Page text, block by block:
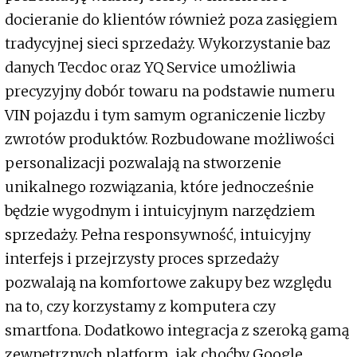
docieranie do klientów również poza zasięgiem
tradycyjnej sieci sprzedaży. Wykorzystanie baz
danych Tecdoc oraz YQ Service umożliwia
precyzyjny dobór towaru na podstawie numeru
VIN pojazdu i tym samym ograniczenie liczby
zwrotów produktów. Rozbudowane możliwości
personalizacji pozwalają na stworzenie
unikalnego rozwiązania, które jednocześnie
będzie wygodnym i intuicyjnym narzędziem
sprzedaży. Pełna responsywność, intuicyjny
interfejs i przejrzysty proces sprzedaży
pozwalają na komfortowe zakupy bez względu
na to, czy korzystamy z komputera czy
smartfona. Dodatkowo integracja z szeroką gamą